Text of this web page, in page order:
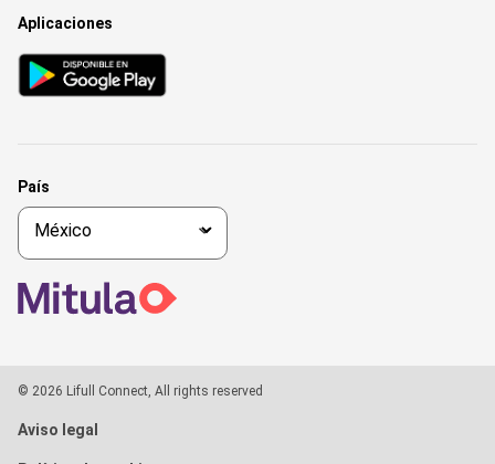
Aplicaciones
País
© 2026 Lifull Connect, All rights reserved
Aviso legal